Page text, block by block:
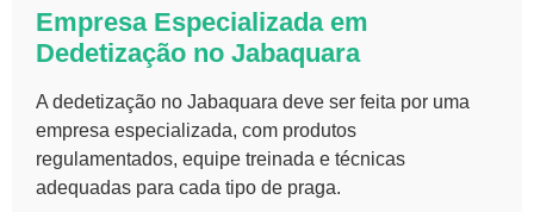
Empresa Especializada em
Dedetização no Jabaquara
A dedetização no Jabaquara deve ser feita por uma
empresa especializada, com produtos
regulamentados, equipe treinada e técnicas
adequadas para cada tipo de praga.